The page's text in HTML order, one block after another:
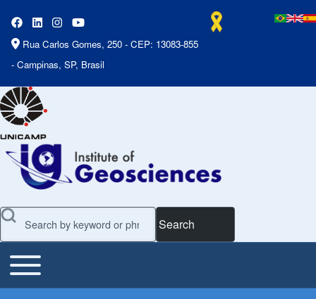
Rua Carlos Gomes, 250 - CEP: 13083-855
- Campinas, SP, Brasil
Search
Main Menu
Toggle main menu